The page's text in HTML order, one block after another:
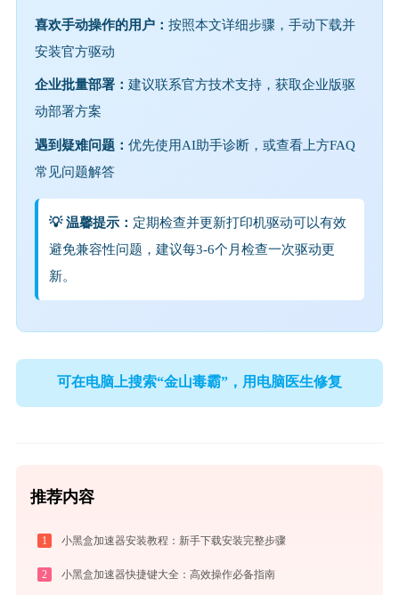
喜欢手动操作的用户： 按照本文详细步骤，手动下载并
安装官方驱动
企业批量部署： 建议联系官方技术支持，获取企业版驱
动部署方案
遇到疑难问题： 优先使用AI助手诊断，或查看上方FAQ
常见问题解答
💡 温馨提示： 定期检查并更新打印机驱动可以有效
避免兼容性问题，建议每3-6个月检查一次驱动更
新。
可在电脑上搜索“金山毒霸”，用电脑医生修复
推荐内容
1 小黑盒加速器安装教程：新手下载安装完整步骤
2 小黑盒加速器快捷键大全：高效操作必备指南